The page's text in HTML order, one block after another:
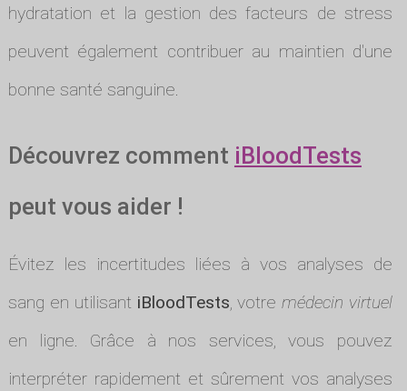
hydratation et la gestion des facteurs de stress
peuvent également contribuer au maintien d'une
bonne santé sanguine.
Découvrez comment iBloodTests
peut vous aider !
Évitez les incertitudes liées à vos analyses de
sang en utilisant iBloodTests, votremédecin virtuel
en ligne. Grâce à nos services, vous pouvez
interpréter rapidement et sûrement vos analyses